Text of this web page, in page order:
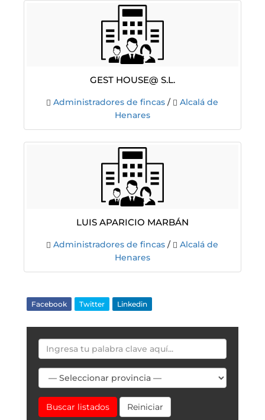
Gest House@ S.L.
Administradores de fincas /
Alcalá de
Henares
Luis Aparicio Marbán
Administradores de fincas /
Alcalá de
Henares
Facebook Twitter Linkedin
Buscar listados Reiniciar